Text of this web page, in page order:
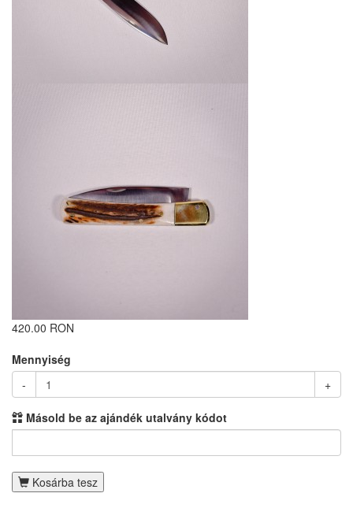
420.00 RON
Mennyiség
-
+
Másold be az ajándék utalvány kódot
Kosárba tesz